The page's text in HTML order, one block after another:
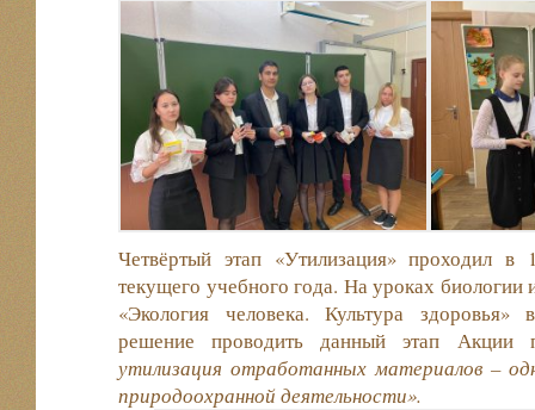
Четвёртый этап «Утилизация» проходил в
текущего учебного года. На уроках биологии
«Экология человека. Культура здоровья»
решение проводить данный этап
утилизация отработанных материалов –
природоохранной деятельности».